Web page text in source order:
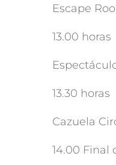
Escape
13.00 horas
13.30 horas
Cazuela
14.00 Final